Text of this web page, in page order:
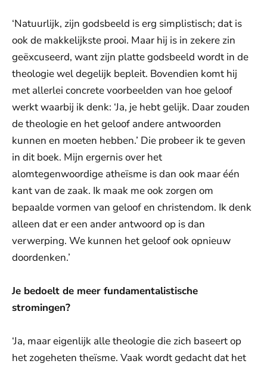
‘Natuurlijk, zijn godsbeeld is erg simplistisch; dat is
ook de makkelijkste prooi. Maar hij is in zekere zin
geëxcuseerd, want zijn platte godsbeeld wordt in de
theologie wel degelijk bepleit. Bovendien komt hij
met allerlei concrete voorbeelden van hoe geloof
werkt waarbij ik denk: ‘Ja, je hebt gelijk. Daar zouden
de theologie en het geloof andere antwoorden
kunnen en moeten hebben.’ Die probeer ik te geven
in dit boek. Mijn ergernis over het
alomtegenwoordige atheïsme is dan ook maar één
kant van de zaak. Ik maak me ook zorgen om
bepaalde vormen van geloof en christendom. Ik denk
alleen dat er een ander antwoord op is dan
verwerping. We kunnen het geloof ook opnieuw
doordenken.’
Je bedoelt de meer fundamentalistische
stromingen?
‘Ja, maar eigenlijk alle theologie die zich baseert op
het zogeheten theïsme. Vaak wordt gedacht dat het